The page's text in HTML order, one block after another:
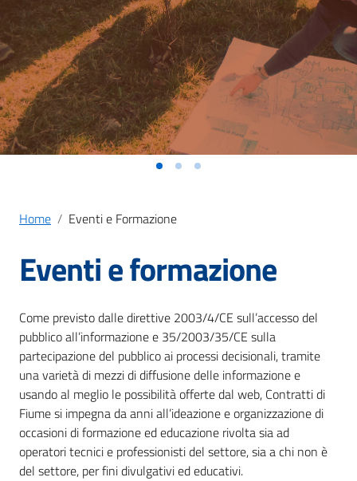
Home Eventi e Formazione
Eventi e formazione
Come previsto dalle direttive 2003/4/CE sull’accesso del
pubblico all’informazione e 35/2003/35/CE sulla
partecipazione del pubblico ai processi decisionali, tramite
una varietà di mezzi di diffusione delle informazione e
usando al meglio le possibilità offerte dal web, Contratti di
Fiume si impegna da anni all’ideazione e organizzazione di
occasioni di formazione ed educazione rivolta sia ad
operatori tecnici e professionisti del settore, sia a chi non è
del settore, per fini divulgativi ed educativi.